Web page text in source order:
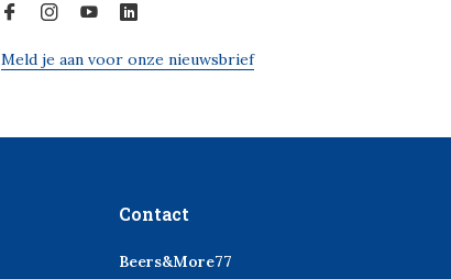
Meld je aan voor onze nieuwsbrief
Contact
Beers&More77